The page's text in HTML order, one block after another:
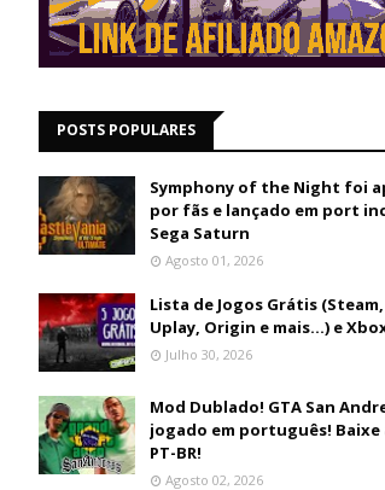
POSTS POPULARES
Symphony of the Night foi
por fãs e lançado em port
Sega Saturn
Agosto 01, 2026
Lista de Jogos Grátis (Steam,
Uplay, Origin e mais...) e
Julho 30, 2026
Mod Dublado! GTA San
jogado em português!
PT-BR!
Agosto 02, 2026